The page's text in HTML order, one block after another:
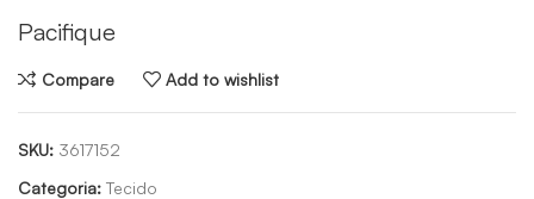
Pacifique
Compare Add to wishlist
SKU: 3617152
Categoria: Tecido